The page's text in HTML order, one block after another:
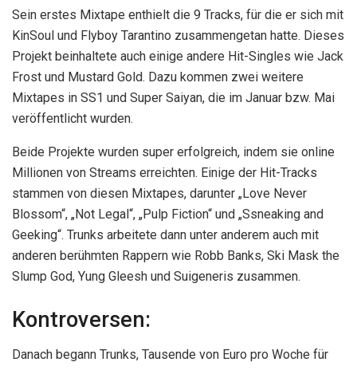
Sein erstes Mixtape enthielt die 9 Tracks, für die er sich mit
KinSoul und Flyboy Tarantino zusammengetan hatte. Dieses
Projekt beinhaltete auch einige andere Hit-Singles wie Jack
Frost und Mustard Gold. Dazu kommen zwei weitere
Mixtapes in SS1 und Super Saiyan, die im Januar bzw. Mai
veröffentlicht wurden.
Beide Projekte wurden super erfolgreich, indem sie online
Millionen von Streams erreichten. Einige der Hit-Tracks
stammen von diesen Mixtapes, darunter „Love Never
Blossom“, „Not Legal“, „Pulp Fiction“ und „Ssneaking and
Geeking“. Trunks arbeitete dann unter anderem auch mit
anderen berühmten Rappern wie Robb Banks, Ski Mask the
Slump God, Yung Gleesh und Suigeneris zusammen.
Kontroversen:
Danach begann Trunks, Tausende von Euro pro Woche für